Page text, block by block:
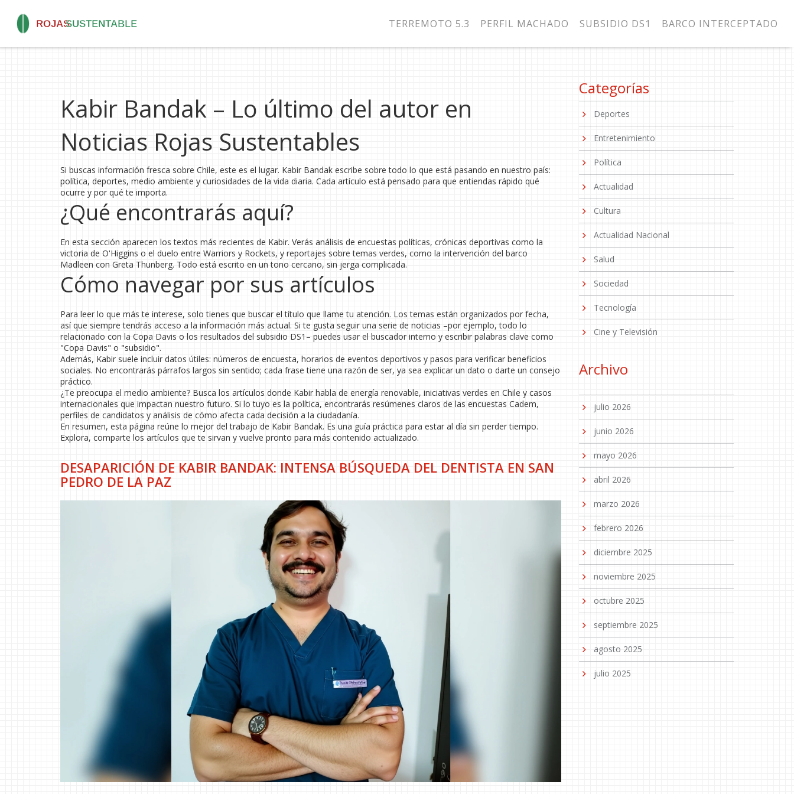
TERREMOTO 5.3 PERFIL MACHADO SUBSIDIO DS1 BARCO INTERCEPTADO
Kabir Bandak – Lo último del autor en
Noticias Rojas Sustentables
Si buscas información fresca sobre Chile, este es el lugar. Kabir Bandak escribe sobre todo lo que está pasando en nuestro país:
política, deportes, medio ambiente y curiosidades de la vida diaria. Cada artículo está pensado para que entiendas rápido qué
ocurre y por qué te importa.
¿Qué encontrarás aquí?
En esta sección aparecen los textos más recientes de Kabir. Verás análisis de encuestas políticas, crónicas deportivas como la
victoria de O'Higgins o el duelo entre Warriors y Rockets, y reportajes sobre temas verdes, como la intervención del barco
Madleen con Greta Thunberg. Todo está escrito en un tono cercano, sin jerga complicada.
Cómo navegar por sus artículos
Para leer lo que más te interese, solo tienes que buscar el título que llame tu atención. Los temas están organizados por fecha,
así que siempre tendrás acceso a la información más actual. Si te gusta seguir una serie de noticias –por ejemplo, todo lo
relacionado con la Copa Davis o los resultados del subsidio DS1– puedes usar el buscador interno y escribir palabras clave como
"Copa Davis" o "subsidio".
Además, Kabir suele incluir datos útiles: números de encuesta, horarios de eventos deportivos y pasos para verificar beneficios
sociales. No encontrarás párrafos largos sin sentido; cada frase tiene una razón de ser, ya sea explicar un dato o darte un consejo
práctico.
¿Te preocupa el medio ambiente? Busca los artículos donde Kabir habla de energía renovable, iniciativas verdes en Chile y casos
internacionales que impactan nuestro futuro. Si lo tuyo es la política, encontrarás resúmenes claros de las encuestas Cadem,
perfiles de candidatos y análisis de cómo afecta cada decisión a la ciudadanía.
En resumen, esta página reúne lo mejor del trabajo de Kabir Bandak. Es una guía práctica para estar al día sin perder tiempo.
Explora, comparte los artículos que te sirvan y vuelve pronto para más contenido actualizado.
DESAPARICIÓN DE KABIR BANDAK: INTENSA BÚSQUEDA DEL DENTISTA EN SAN
PEDRO DE LA PAZ
Categorías
Deportes
Entretenimiento
Política
Actualidad
Cultura
Actualidad Nacional
Salud
Sociedad
Tecnología
Cine y Televisión
Archivo
julio 2026
junio 2026
mayo 2026
abril 2026
marzo 2026
febrero 2026
diciembre 2025
noviembre 2025
octubre 2025
septiembre 2025
agosto 2025
julio 2025